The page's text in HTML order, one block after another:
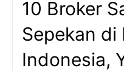
10 Broker
Sepekan di
Indonesia,